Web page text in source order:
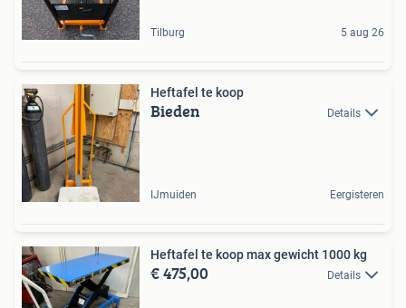
Tilburg 5 aug 26
Heftafel te koop
Bieden Details
IJmuiden Eergisteren
Heftafel te koop max gewicht 1000 kg
€ 475,00 Details